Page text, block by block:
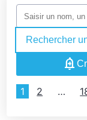
Rechercher
1 2 …